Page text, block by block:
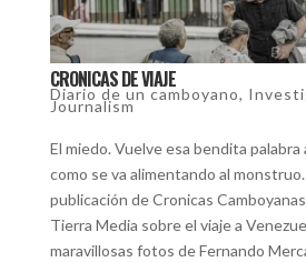
CRONICAS DE VIAJE
Diario de un camboyano,
Journalism
El miedo. Vuelve esa bendita
como se va alimentando al
publicación de Cronicas
Tierra Media sobre el viaje a
maravillosas fotos de Fernando